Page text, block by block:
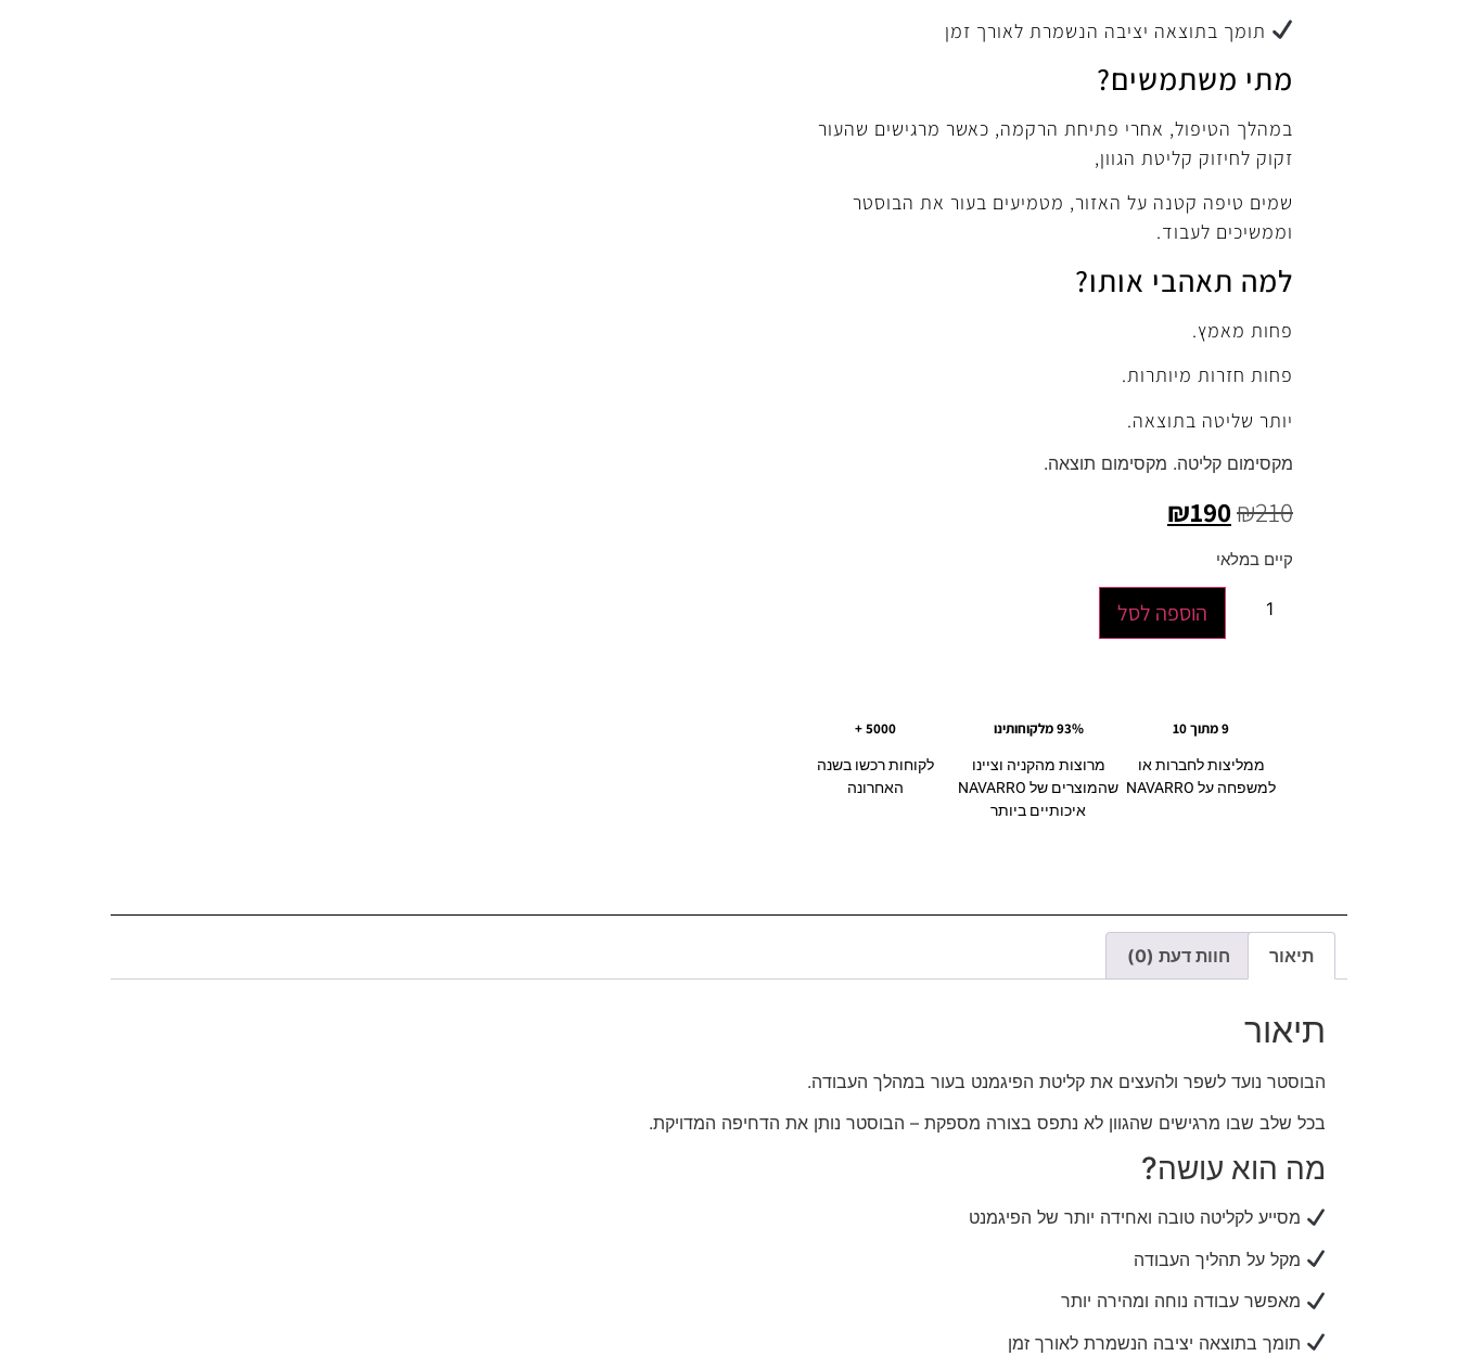
תומך בתוצאה יציבה הנשמרת לאורך זמן
מתי משתמשים?
במהלך הטיפול, אחרי פתיחת הרקמה, כאשר מרגישים שהעור
זקוק לחיזוק קליטת הגוון,
שמים טיפה קטנה על האזור, מטמיעים בעור את הבוסטר
וממשיכים לעבוד.
למה תאהבי אותו?
פחות מאמץ.
פחות חזרות מיותרות.
יותר שליטה בתוצאה.
מקסימום קליטה. מקסימום תוצאה.
₪210
₪190
קיים במלאי
הוספה לסל
9 מתוך 10
ממליצות לחברות או
למשפחה על NAVARRO
93% מלקוחותינו
מרוצות מהקניה וציינו
שהמוצרים של NAVARRO
איכותיים ביותר
5000 +
לקוחות רכשו בשנה
האחרונה
תיאור חוות דעת (0)
תיאור
הבוסטר נועד לשפר ולהעצים את קליטת הפיגמנט בעור במהלך העבודה.
בכל שלב שבו מרגישים שהגוון לא נתפס בצורה מספקת – הבוסטר נותן את הדחיפה המדויקת.
מה הוא עושה?
מסייע לקליטה טובה ואחידה יותר של הפיגמנט
מקל על תהליך העבודה
מאפשר עבודה נוחה ומהירה יותר
תומך בתוצאה יציבה הנשמרת לאורך זמן